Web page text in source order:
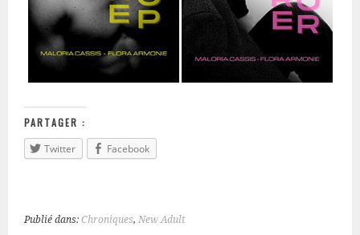
PARTAGER :
Twitter
Facebook
Publié dans:Chroniques,New Adult